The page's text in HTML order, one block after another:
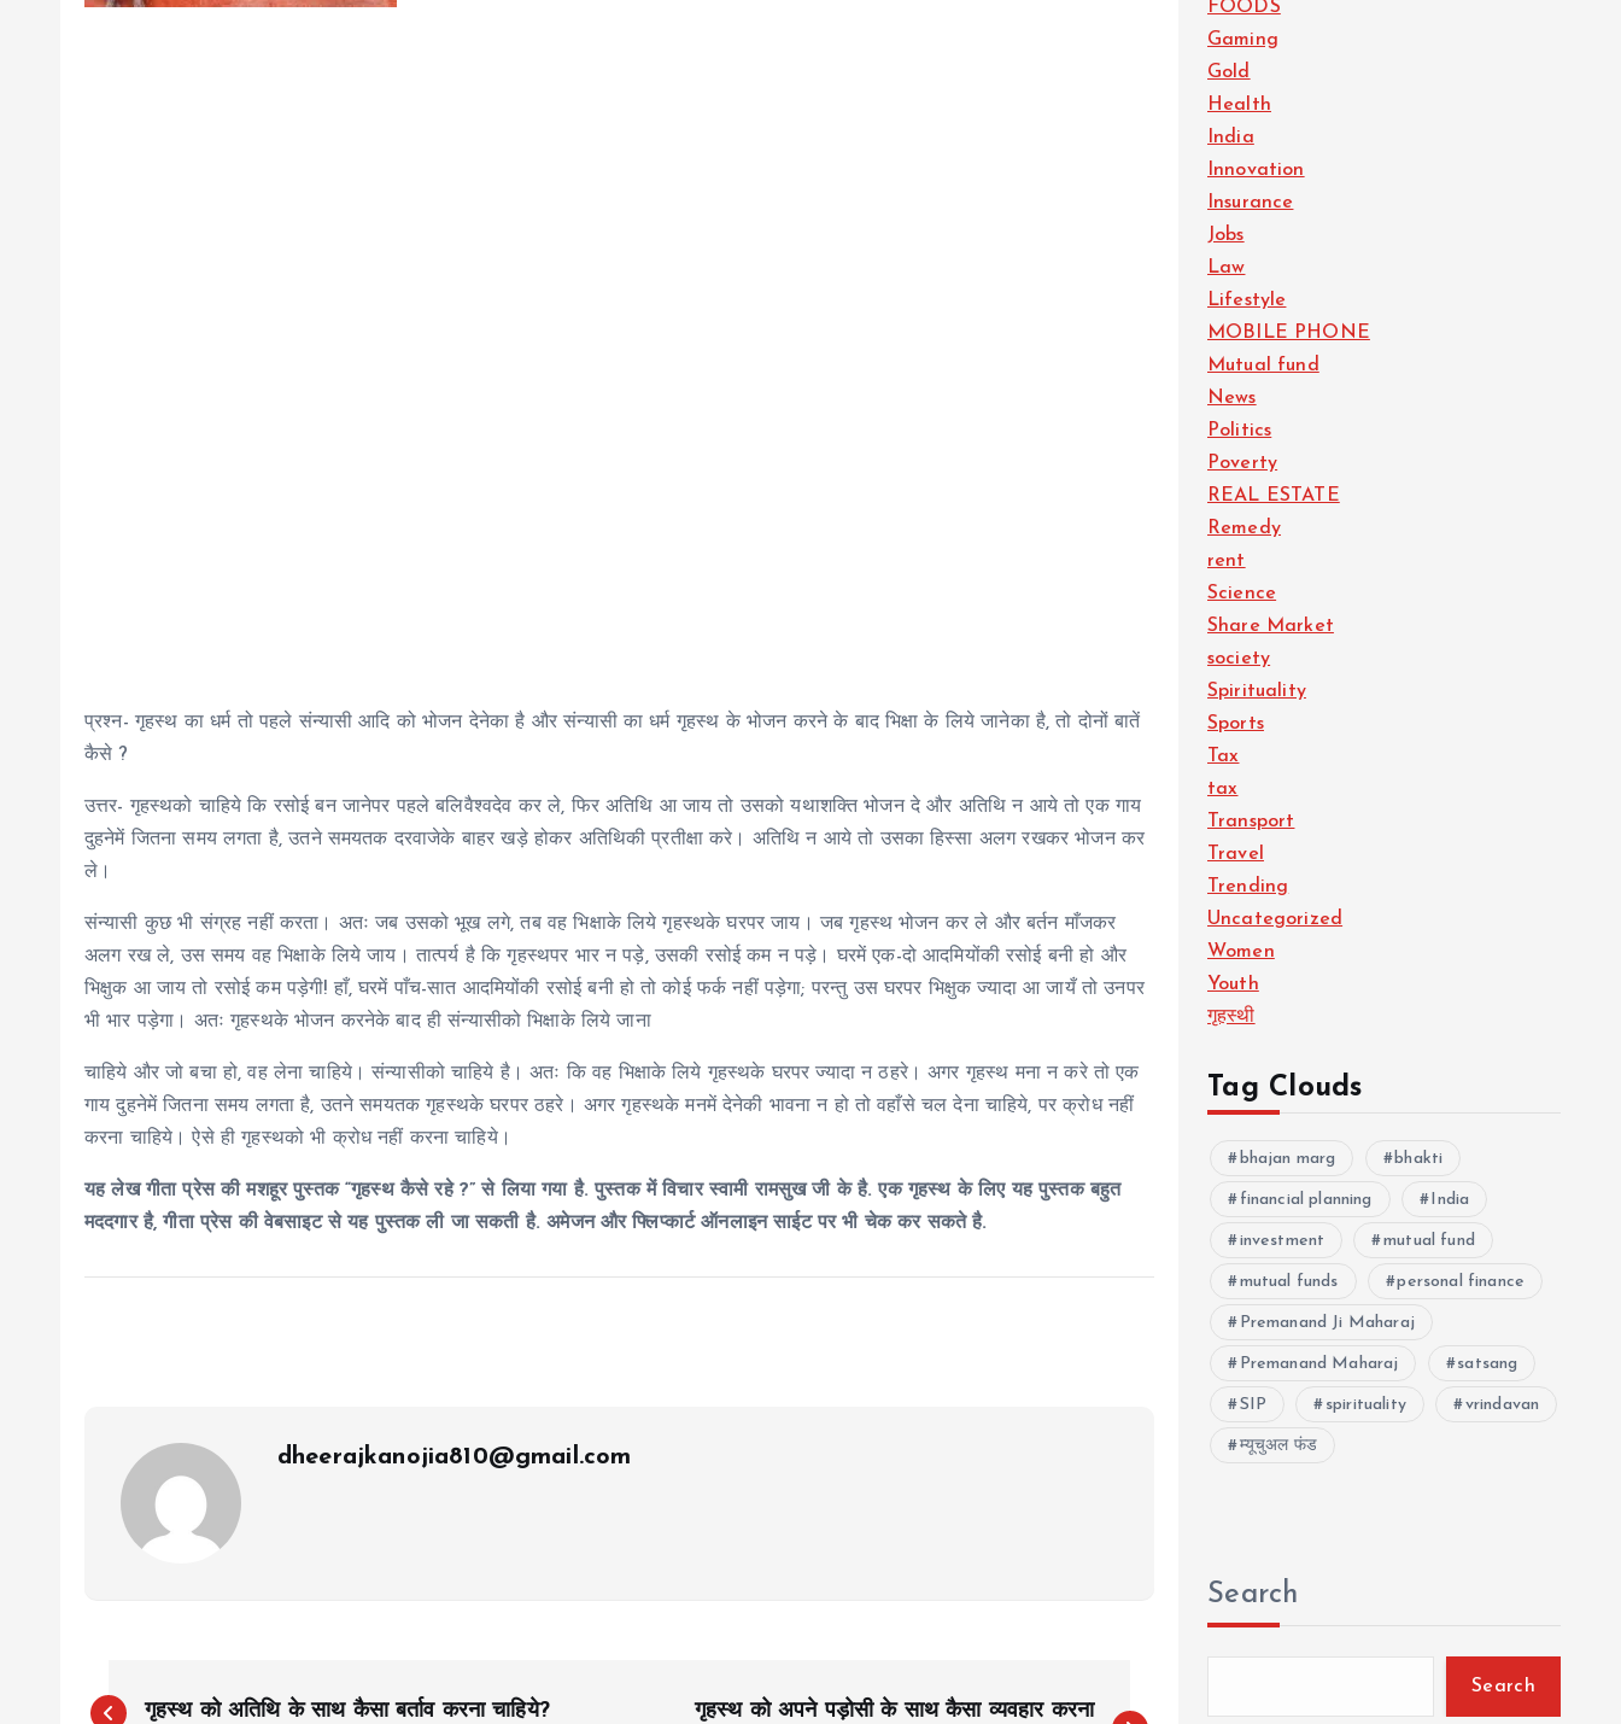
प्रश्न- गृहस्थ का धर्म तो पहले संन्यासी आदि को भोजन देनेका है और संन्यासी का धर्म गृहस्थ के भोजन करने के बाद भिक्षा के लिये जानेका है, तो दोनों बातें
कैसे ?
उत्तर- गृहस्थको चाहिये कि रसोई बन जानेपर पहले बलिवैश्वदेव कर ले, फिर अतिथि आ जाय तो उसको यथाशक्ति भोजन दे और अतिथि न आये तो एक गाय
दुहनेमें जितना समय लगता है, उतने समयतक दरवाजेके बाहर खड़े होकर अतिथिकी प्रतीक्षा करे। अतिथि न आये तो उसका हिस्सा अलग रखकर भोजन कर
ले।
संन्यासी कुछ भी संग्रह नहीं करता। अतः जब उसको भूख लगे, तब वह भिक्षाके लिये गृहस्थके घरपर जाय। जब गृहस्थ भोजन कर ले और बर्तन माँजकर
अलग रख ले, उस समय वह भिक्षाके लिये जाय। तात्पर्य है कि गृहस्थपर भार न पड़े, उसकी रसोई कम न पड़े। घरमें एक-दो आदमियोंकी रसोई बनी हो और
भिक्षुक आ जाय तो रसोई कम पड़ेगी! हाँ, घरमें पाँच-सात आदमियोंकी रसोई बनी हो तो कोई फर्क नहीं पड़ेगा; परन्तु उस घरपर भिक्षुक ज्यादा आ जायँ तो उनपर
भी भार पड़ेगा। अतः गृहस्थके भोजन करनेके बाद ही संन्यासीको भिक्षाके लिये जाना
चाहिये और जो बचा हो, वह लेना चाहिये। संन्यासीको चाहिये है। अतः कि वह भिक्षाके लिये गृहस्थके घरपर ज्यादा न ठहरे। अगर गृहस्थ मना न करे तो एक
गाय दुहनेमें जितना समय लगता है, उतने समयतक गृहस्थके घरपर ठहरे। अगर गृहस्थके मनमें देनेकी भावना न हो तो वहाँसे चल देना चाहिये, पर क्रोध नहीं
करना चाहिये। ऐसे ही गृहस्थको भी क्रोध नहीं करना चाहिये।
यह लेख गीता प्रेस की मशहूर पुस्तक “गृहस्थ कैसे रहे ?” से लिया गया है. पुस्तक में विचार स्वामी रामसुख जी के है. एक गृहस्थ के लिए यह पुस्तक बहुत
मददगार है, गीता प्रेस की वेबसाइट से यह पुस्तक ली जा सकती है. अमेजन और फ्लिप्कार्ट ऑनलाइन साईट पर भी चेक कर सकते है.
dheerajkanojia810@gmail.com
P
गृहस्थ को अतिथि के साथ कैसा बर्ताव करना चाहिये?
गृहस्थ को अपने पड़ोसी के साथ कैसा व्यवहार करना
FOODS
Gaming
Gold
Health
India
Innovation
Insurance
Jobs
Law
Lifestyle
MOBILE PHONE
Mutual fund
News
Politics
Poverty
REAL ESTATE
Remedy
rent
Science
Share Market
society
Spirituality
Sports
Tax
tax
Transport
Travel
Trending
Uncategorized
Women
Youth
गृहस्थी
Tag Clouds
bhajan marg bhakti
financial planning India
investment mutual fund
mutual funds personal finance
Premanand Ji Maharaj
Premanand Maharaj satsang
SIP spirituality vrindavan
म्यूचुअल फंड
Search
Search